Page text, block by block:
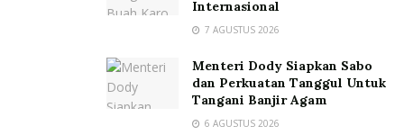
Internasional
7 AGUSTUS 2026
Menteri Dody Siapkan Sabo
dan Perkuatan Tanggul Untuk
Tangani Banjir Agam
6 AGUSTUS 2026